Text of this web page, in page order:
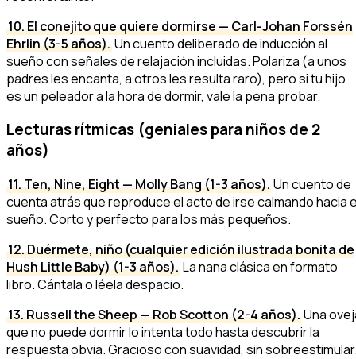
10. El conejito que quiere dormirse — Carl-Johan Forssén
Ehrlin (3-5 años).Un cuento deliberado de inducción al
sueño con señales de relajación incluidas. Polariza (a unos
padres les encanta, a otros les resulta raro), pero si tu hijo
es un peleador a la hora de dormir, vale la pena probar.
Lecturas rítmicas (geniales para niños de 2
años)
11. Ten, Nine, Eight — Molly Bang (1-3 años). Un cuento de
cuenta atrás que reproduce el acto de irse calmando hacia
sueño. Corto y perfecto para los más pequeños.
12. Duérmete, niño (cualquier edición ilustrada bonita de
Hush Little Baby) (1-3 años).La nana clásica en formato
libro. Cántala o léela despacio.
13. Russell the Sheep — Rob Scotton (2-4 años). Una
que no puede dormir lo intenta todo hasta descubrir la
respuesta obvia. Gracioso con suavidad, sin